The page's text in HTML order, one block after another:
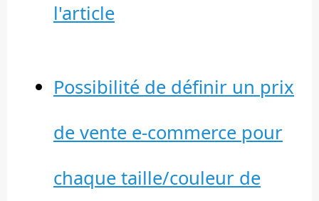
l'article
Possibilité de définir un prix
de vente e-commerce pour
chaque taille/couleur de